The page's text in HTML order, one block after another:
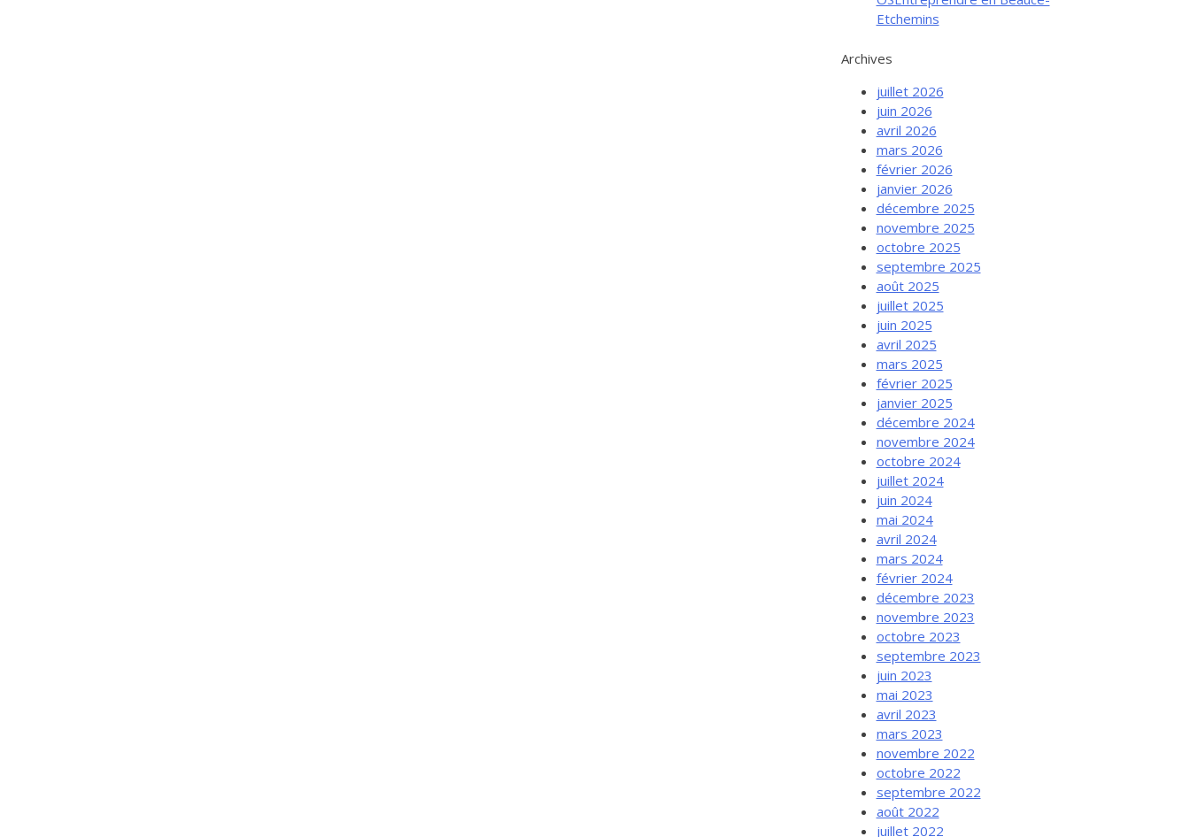
Etchemins
Archives
juillet 2026
juin 2026
avril 2026
mars 2026
février 2026
janvier 2026
décembre 2025
novembre 2025
octobre 2025
septembre 2025
août 2025
juillet 2025
juin 2025
avril 2025
mars 2025
février 2025
janvier 2025
décembre 2024
novembre 2024
octobre 2024
juillet 2024
juin 2024
mai 2024
avril 2024
mars 2024
février 2024
décembre 2023
novembre 2023
octobre 2023
septembre 2023
juin 2023
mai 2023
avril 2023
mars 2023
novembre 2022
octobre 2022
septembre 2022
août 2022
juillet 2022